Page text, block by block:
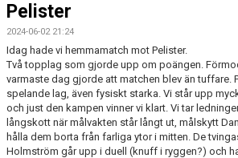
KALENDER
BILDGALLERI
DOKUMENT
VÅRA LAG/TRÄNARE
Pelister
2024-06-02 21:24
Idag hade vi hemmamatch mot Pelister.
Två topplag som gjorde upp om poängen.
varmaste dag gjorde att matchen blev än tuffare.
spelande lag, även fysiskt starka. Vi står upp
och just den kampen vinner vi klart. Vi tar
långskott när målvakten står långt ut, målskytt
hålla dem borta från farliga ytor i mitten. De
Holmström går upp i duell (knuff i ryggen?) och